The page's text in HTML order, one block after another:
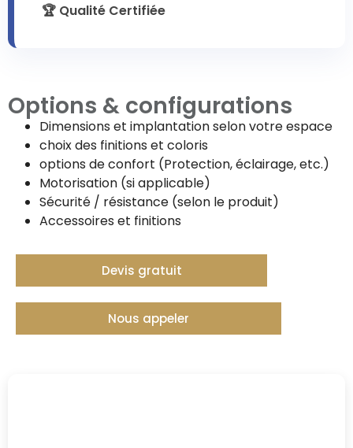
🏆 Qualité Certifiée
Options & configurations
Dimensions et implantation selon votre espace
choix des finitions et coloris
options de confort (Protection, éclairage, etc.)
Motorisation (si applicable)
Sécurité / résistance (selon le produit)
Accessoires et finitions
Devis gratuit
Nous appeler